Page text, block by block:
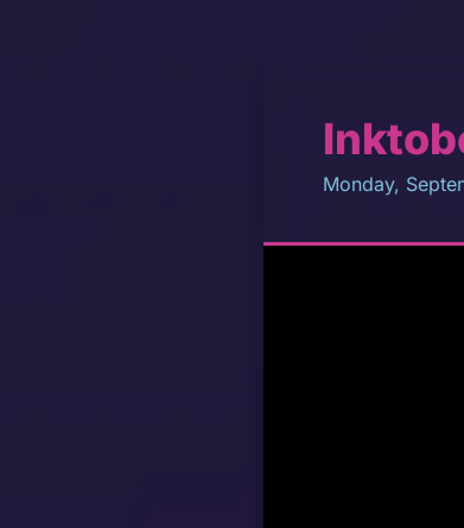
Monday,